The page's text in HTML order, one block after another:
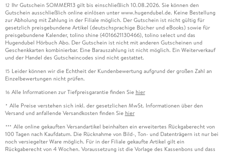
12 Ihr Gutschein SOMMER13 gilt bis einschließlich 10.08.2026. Sie können den
Gutschein ausschließlich online einlösen unter www.hugendubel.de. Keine Bestellung
zur Abholung mit Zahlung in der Filiale möglich. Der Gutschein ist nicht gültig für
gesetzlich preisgebundene Artikel (deutschsprachige Bücher und eBooks) sowie für
preisgebundene Kalender, tolino shine (4016621130466), tolino select und das
Hugendubel Hörbuch Abo. Der Gutschein ist nicht mit anderen Gutscheinen und
Geschenkkarten kombinierbar. Eine Barauszahlung ist nicht möglich. Ein Weiterverkauf
und der Handel des Gutscheincodes sind nicht gestattet.
15 Leider können wir die Echtheit der Kundenbewertung aufgrund der großen Zahl an
Einzelbewertungen nicht prüfen.
16 Alle Informationen zur Tiefpreisgarantie finden Sie hier
* Alle Preise verstehen sich inkl. der gesetzlichen MwSt. Informationen über den
Versand und anfallende Versandkosten finden Sie hier
*** Alle online gekauften Versandartikel beinhalten ein erweitertes Rückgaberecht von
100 Tagen nach Kaufdatum. Die Rücknahme von Bild-, Ton- und Datenträgern ist nur bei
noch versiegelter Ware möglich. Für in der Filiale gekaufte Artikel gilt ein
Rückgaberecht von 4 Wochen. Voraussetzung ist die Vorlage des Kassenbons und dass